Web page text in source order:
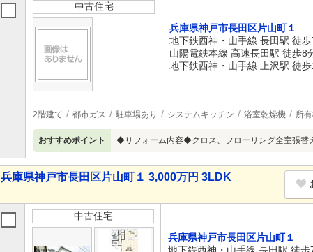
中古住宅
兵庫県神戸市長田区片山町１
地下鉄西神・山手線 長田駅 徒
山陽電鉄本線 高速長田駅 徒歩8
地下鉄西神・山手線 上沢駅 徒
2階建て 都市ガス 駐車場あり システムキッチン 浴室乾燥機 所
おすすめポイント ◆リフォーム内容◆クロス、フローリング全室張替
兵庫県神戸市長田区片山町１ 3,000万円 3LDK
中古住宅
兵庫県神戸市長田区片山町１